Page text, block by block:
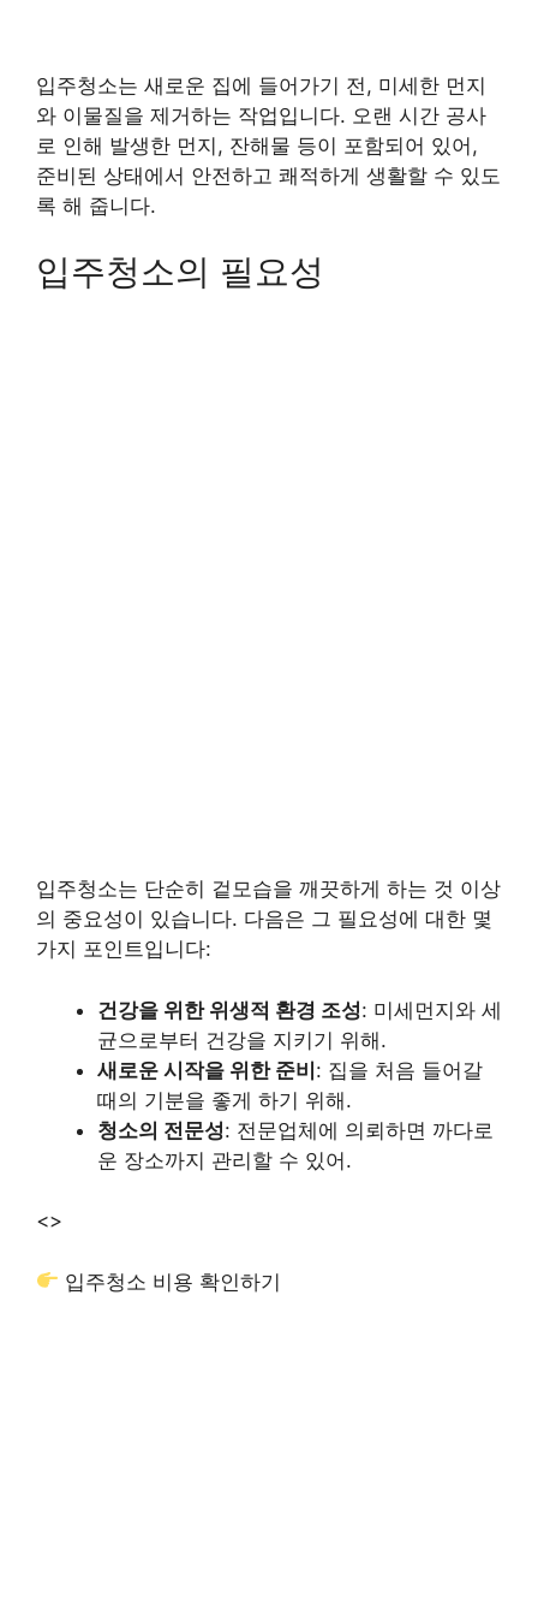
입주청소는 새로운 집에 들어가기 전, 미세한 먼지
와 이물질을 제거하는 작업입니다. 오랜 시간 공사
로 인해 발생한 먼지, 잔해물 등이 포함되어 있어,
준비된 상태에서 안전하고 쾌적하게 생활할 수 있도
록 해 줍니다.
입주청소의 필요성
입주청소는 단순히 겉모습을 깨끗하게 하는 것 이상
의 중요성이 있습니다. 다음은 그 필요성에 대한 몇
가지 포인트입니다:
건강을 위한 위생적 환경 조성: 미세먼지와 세
균으로부터 건강을 지키기 위해.
새로운 시작을 위한 준비: 집을 처음 들어갈
때의 기분을 좋게 하기 위해.
청소의 전문성: 전문업체에 의뢰하면 까다로
운 장소까지 관리할 수 있어.
<>
입주청소 비용 확인하기